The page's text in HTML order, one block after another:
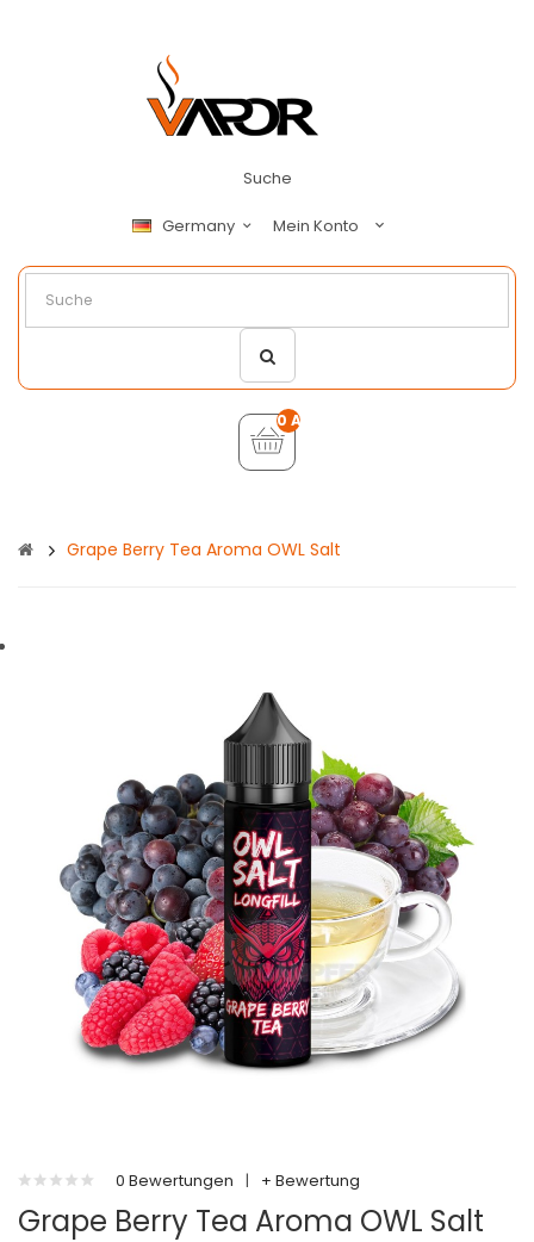
Suche
Germany Mein Konto
0 Artikel - €0,00
Grape Berry Tea Aroma OWL Salt
0 Bewertungen | + Bewertung
Grape Berry Tea Aroma OWL Salt